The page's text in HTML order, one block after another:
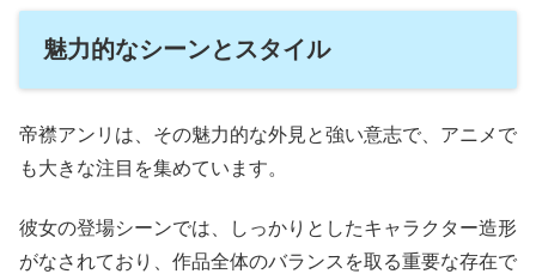
魅力的なシーンとスタイル
帝襟アンリは、その魅力的な外見と強い意志で、アニメで
も大きな注目を集めています。
彼女の登場シーンでは、しっかりとしたキャラクター造形
がなされており、作品全体のバランスを取る重要な存在で